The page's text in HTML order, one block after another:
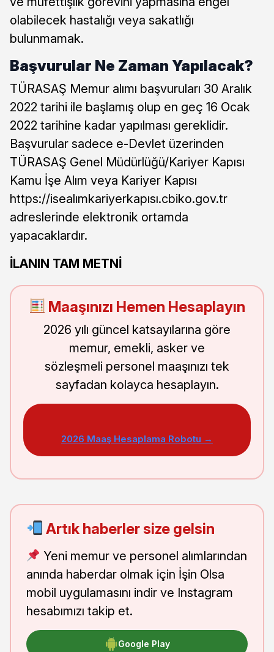
olabilecek hastalığı veya sakatlığı
bulunmamak.
Başvurular Ne Zaman Yapılacak?
TÜRASAŞ Memur alımı başvuruları 30 Aralık
2022 tarihi ile başlamış olup en geç 16 Ocak
2022 tarihine kadar yapılması gereklidir.
Başvurular sadece e-Devlet üzerinden
TÜRASAŞ Genel Müdürlüğü/Kariyer Kapısı
Kamu İşe Alım veya Kariyer Kapısı
https://isealımkariyerkapısı.cbiko.gov.tr
adreslerinde elektronik ortamda
yapacaklardır.
İLANIN TAM METNİ
Maaşınızı Hemen Hesaplayın
2026 yılı güncel katsayılarına göre
memur, emekli, asker ve
sözleşmeli personel maaşınızı tek
sayfadan kolayca hesaplayın.
2026 Maaş Hesaplama Robotu →
Artık haberler size gelsin
Yeni memur ve personel alımlarından
anında haberdar olmak için İşin Olsa
mobil uygulamasını indir ve Instagram
hesabımızı takip et.
Google Play